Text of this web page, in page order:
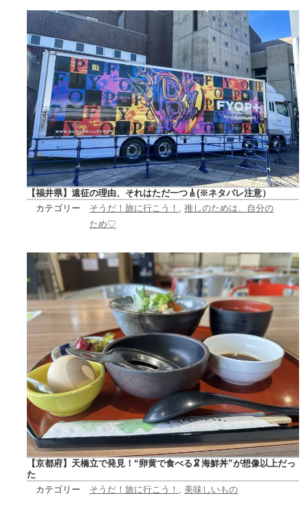
【福井県】遠征の理由、それはただ一つ🎸(※ネタバレ注意）
カテゴリー
そうだ！旅に行こう！ , 推しのためは、自分の
ため♡
【京都府】天橋立で発見！“卵黄で食べる🦑海鮮丼”が想像以上だっ
た
カテゴリー
そうだ！旅に行こう！ 美味しいもの